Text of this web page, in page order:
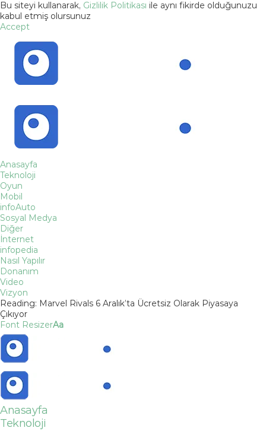
Bu siteyi kullanarak, Gizlilik Politikası ile aynı fikirde olduğunuzu
kabul etmiş olursunuz
Accept
Anasayfa
Teknoloji
Oyun
Mobil
infoAuto
Sosyal Medya
Diğer
İnternet
infopedia
Nasıl Yapılır
Donanım
Video
Vizyon
Reading: Marvel Rivals 6 Aralık’ta Ücretsiz Olarak Piyasaya
Çıkıyor
Font ResizerAa
Anasayfa
Teknoloji